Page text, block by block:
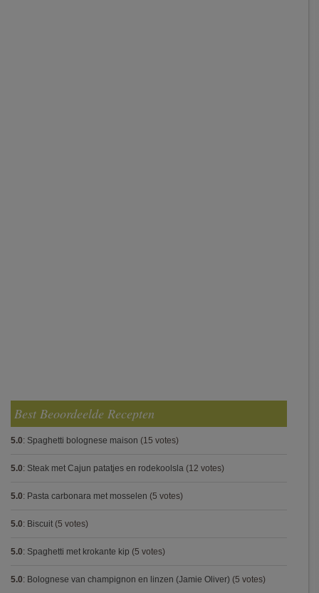
Best Beoordeelde Recepten
5.0: Spaghetti bolognese maison (15 votes)
5.0: Steak met Cajun patatjes en rodekoolsla (12 votes)
5.0: Pasta carbonara met mosselen (5 votes)
5.0: Biscuit (5 votes)
5.0: Spaghetti met krokante kip (5 votes)
5.0: Bolognese van champignon en linzen (Jamie Oliver) (5 votes)